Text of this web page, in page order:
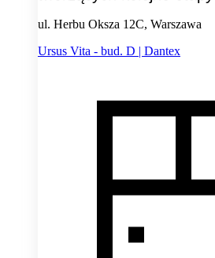
ul. Herbu Oksza 12C, Warszawa
Ursus Vita - bud. D | Dantex